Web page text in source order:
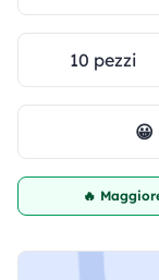
10 pezzi
🔥